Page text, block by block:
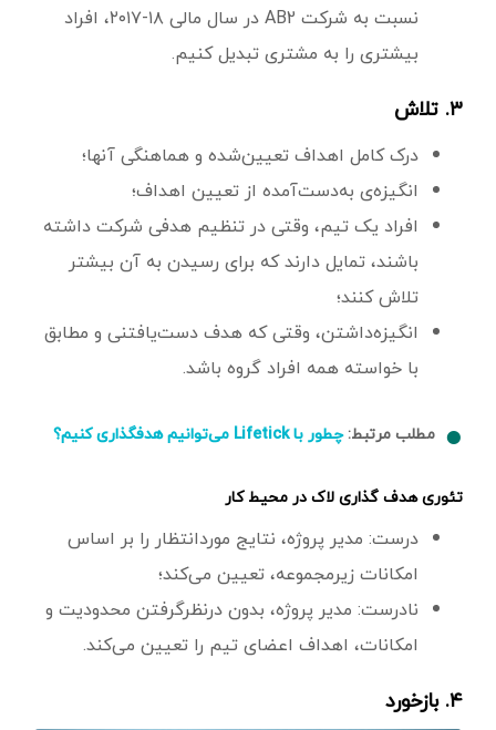
نسبت به شرکت AB2 در سال مالی ۱۸-۲۰۱۷، افراد
بیشتری را به مشتری تبدیل کنیم.
۳. تلاش
درک کامل اهداف تعیین‌شده و هماهنگی آنها؛
انگیزه‌ی به‌دست‌آمده از تعیین اهداف؛
افراد یک تیم، وقتی در تنظیم هدفی شرکت داشته
باشند، تمایل دارند که برای رسیدن به آن بیشتر
تلاش کنند؛
انگیزه‌داشتن، وقتی که هدف دست‌یافتنی و مطابق
با خواسته‌ همه افراد گروه باشد.
مطلب مرتبط:چطور با Lifetick می‌توانیم هدفگذاری کنیم؟
تئوری هدف گذاری لاک در محیط کار
درست: مدیر پروژه، نتایج موردانتظار را بر اساس
امکانات زیرمجموعه، تعیین می‌کند؛
نادرست: مدیر پروژه، بدون درنظرگرفتن محدودیت و
امکانات، اهداف اعضای تیم را تعیین می‌کند.
۴. بازخورد